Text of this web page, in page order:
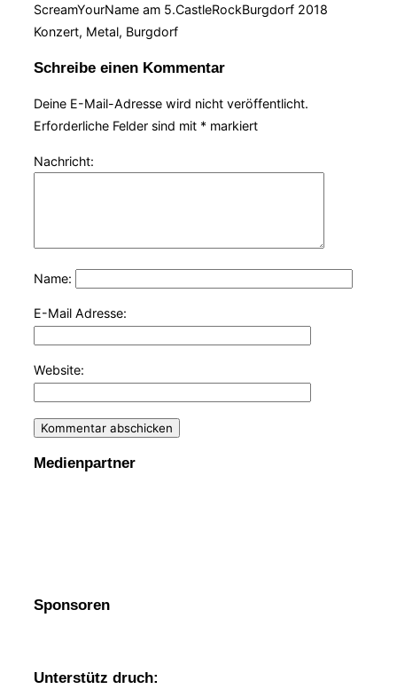
ScreamYourName am 5.CastleRockBurgdorf 2018
Konzert, Metal, Burgdorf
Schreibe einen Kommentar
Deine E-Mail-Adresse wird nicht veröffentlicht.
Erforderliche Felder sind mit * markiert
Nachricht:
Name:
E-Mail Adresse:
Website:
Medienpartner
Sponsoren
Unterstütz druch: